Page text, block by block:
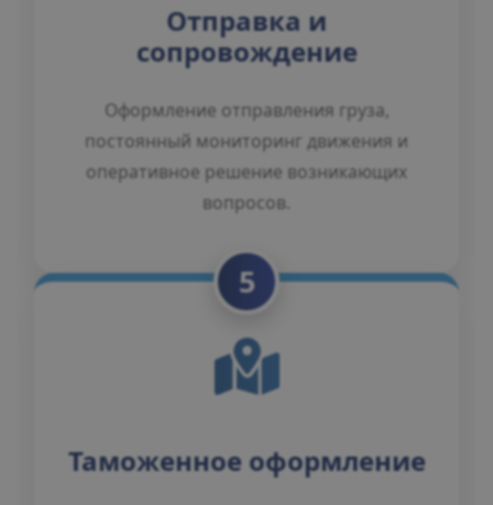
Отправка и
сопровождение
Оформление отправления груза,
постоянный мониторинг движения и
оперативное решение возникающих
вопросов.
5
Таможенное оформление